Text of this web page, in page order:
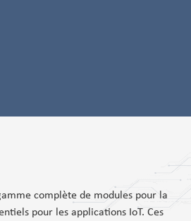
complète de modules pour la
pour les applications IoT. Ces